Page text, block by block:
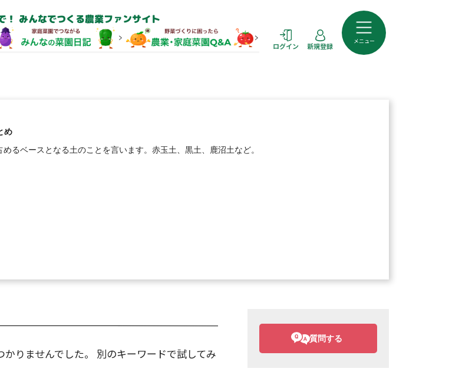
！ みんなでつくる農業ファンサイト
ログイン 新規登録
メニュー
め
るベースとなる土のことを言います。赤玉土、黒土、鹿沼土など。
りませんでした。 別のキーワードで試してみ
質問する